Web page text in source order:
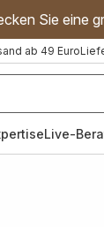
Sie eine
ab 49 Euro
Live-